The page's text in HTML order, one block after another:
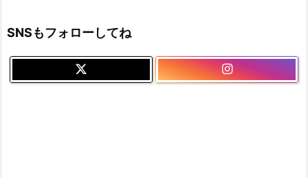
SNSもフォローしてね